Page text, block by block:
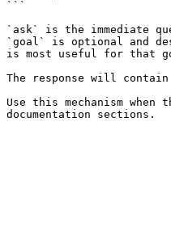
```
`ask` is the immediate
`goal` is optional and
is most useful for that
The response will
Use this mechanism